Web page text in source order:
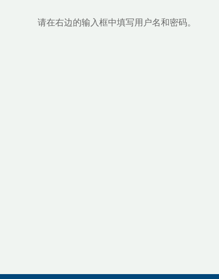
请在右边的输入框中填写用户名和密码。